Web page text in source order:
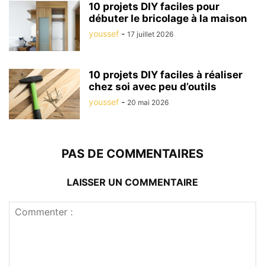
10 projets DIY faciles pour
débuter le bricolage à la maison
youssef - 17 juillet 2026
10 projets DIY faciles à réaliser
chez soi avec peu d’outils
youssef - 20 mai 2026
PAS DE COMMENTAIRES
LAISSER UN COMMENTAIRE